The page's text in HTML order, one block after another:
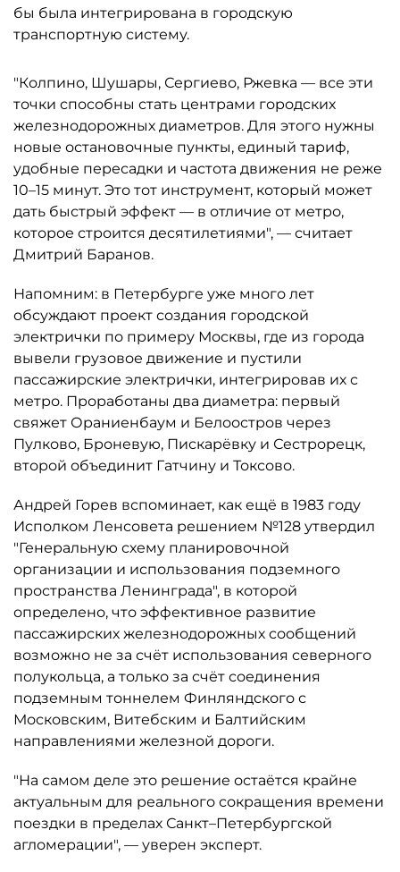
бы была интегрирована в городскую
транспортную систему.
"Колпино, Шушары, Сергиево, Ржевка — все эти
точки способны стать центрами городских
железнодорожных диаметров. Для этого нужны
новые остановочные пункты, единый тариф,
удобные пересадки и частота движения не реже
10–15 минут. Это тот инструмент, который может
дать быстрый эффект — в отличие от метро,
которое строится десятилетиями", — считает
Дмитрий Баранов.
Напомним: в Петербурге уже много лет
обсуждают проект создания городской
электрички по примеру Москвы, где из города
вывели грузовое движение и пустили
пассажирские электрички, интегрировав их с
метро. Проработаны два диаметра: первый
свяжет Ораниенбаум и Белоостров через
Пулково, Броневую, Пискарёвку и Сестрорецк,
второй объединит Гатчину и Токсово.
Андрей Горев вспоминает, как ещё в 1983 году
Исполком Ленсовета решением №128 утвердил
"Генеральную схему планировочной
организации и использования подземного
пространства Ленинграда", в которой
определено, что эффективное развитие
пассажирских железнодорожных сообщений
возможно не за счёт использования северного
полукольца, а только за счёт соединения
подземным тоннелем Финляндского с
Московским, Витебским и Балтийским
направлениями железной дороги.
"На самом деле это решение остаётся крайне
актуальным для реального сокращения времени
поездки в пределах Санкт–Петербургской
агломерации", — уверен эксперт.